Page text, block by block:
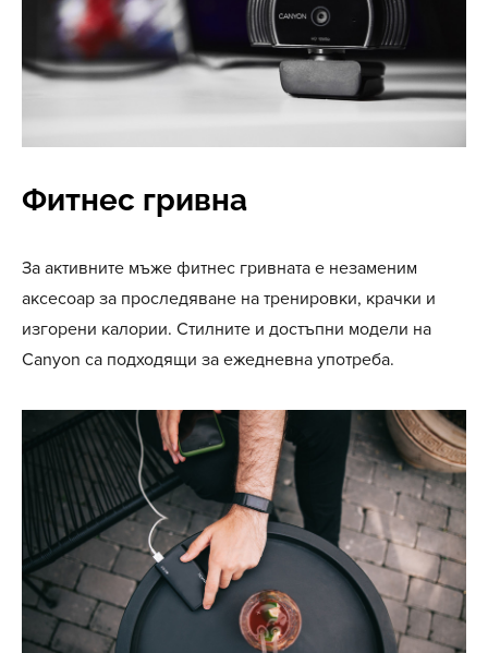
Фитнес гривна
За активните мъже фитнес гривната е незаменим
аксесоар за проследяване на тренировки, крачки и
изгорени калории. Стилните и достъпни модели на
Canyon са подходящи за ежедневна употреба.